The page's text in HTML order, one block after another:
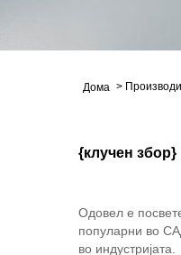
Дома > Производи
{клучен
Одовел е
популарни во
во индустријата.